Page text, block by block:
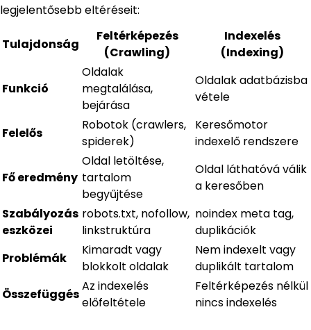
legjelentősebb eltéréseit:
Tulajdonság
Feltérképezés
(Crawling)
Indexelés
(Indexing)
Funkció
Oldalak
megtalálása,
bejárása
Oldalak adatbázisba
vétele
Felelős
Robotok (crawlers,
spiderek)
Keresőmotor
indexelő rendszere
Fő eredmény
Oldal letöltése,
tartalom
begyűjtése
Oldal láthatóvá válik
a keresőben
Szabályozás
eszközei
robots.txt, nofollow,
linkstruktúra
noindex meta tag,
duplikációk
Problémák
Kimaradt vagy
blokkolt oldalak
Nem indexelt vagy
duplikált tartalom
Összefüggés
Az indexelés
előfeltétele
Feltérképezés nélkül
nincs indexelés